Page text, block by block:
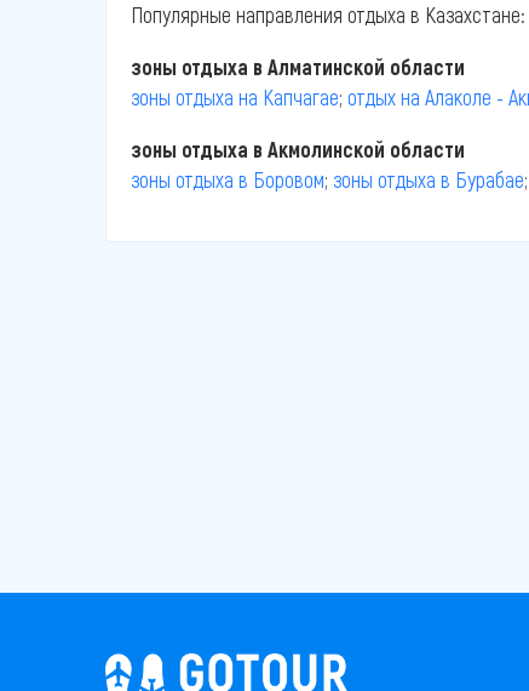
Популярные направления отдыха в Казахстане:
зоны отдыха в Алматинской области
зоны отдыха на Капчагае; отдых на Алаколе -
зоны отдыха в Акмолинской области
зоны отдыха в Боровом; зоны отдыха в Бурабае;